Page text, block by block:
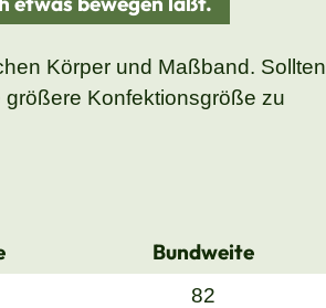
Körper und Maßband. Sollten
Konfektionsgröße zu
Bundweite
82